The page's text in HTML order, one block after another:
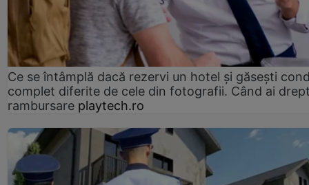
Ce se întâmplă dacă rezervi un hotel și găsești
complet diferite de cele din fotografii. Când ai
rambursare playtech.ro